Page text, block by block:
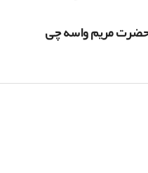
مریم واسه چی